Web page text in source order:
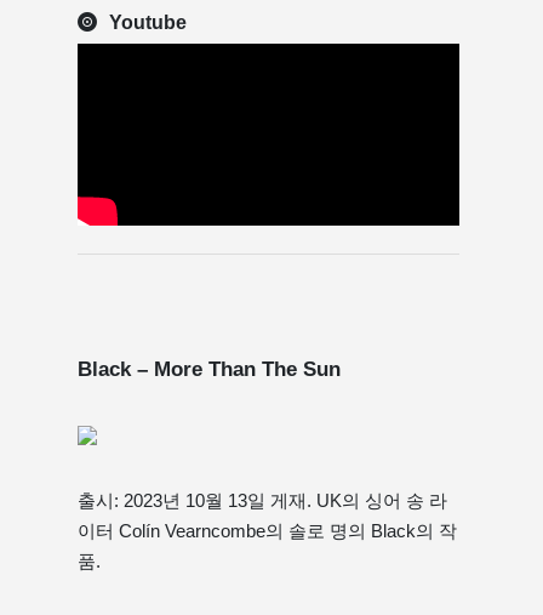
Youtube
Black – More Than The Sun
출시: 2023년 10월 13일 게재. UK의 싱어 송 라
이터 Colín Vearncombe의 솔로 명의 Black의 작
품.